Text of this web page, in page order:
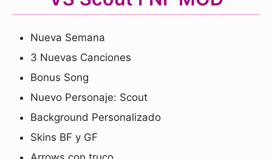
Nueva Semana
3 Nuevas Canciones
Bonus Song
Nuevo Personaje: Scout
Background Personalizado
Skins BF y GF